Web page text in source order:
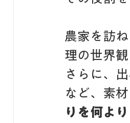
農家を訪
理の世界
さらに、
など、素
りを何よ